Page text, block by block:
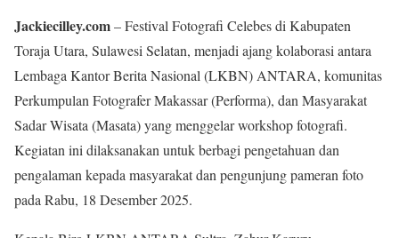
Jackiecilley.com– Festival Fotografi Celebes di Kabupaten
Toraja Utara, Sulawesi Selatan, menjadi ajang kolaborasi antara
Lembaga Kantor Berita Nasional (LKBN) ANTARA, komunitas
Perkumpulan Fotografer Makassar (Performa), dan Masyarakat
Sadar Wisata (Masata) yang menggelar workshop fotografi.
Kegiatan ini dilaksanakan untuk berbagi pengetahuan dan
pengalaman kepada masyarakat dan pengunjung pameran foto
pada Rabu, 18 Desember 2025.